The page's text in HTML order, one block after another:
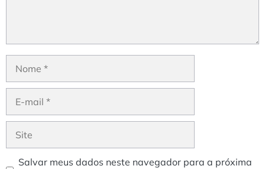
Nome
Site
Salvar meus dados neste navegador para a próxima